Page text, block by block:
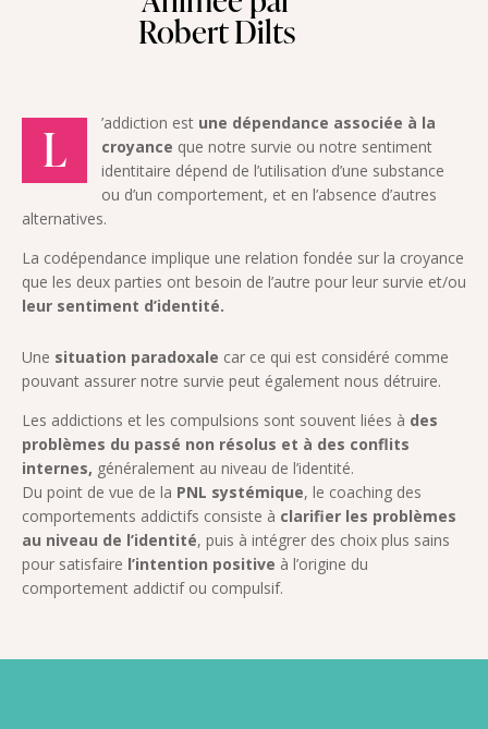
Robert Dilts
L ’addiction est une dépendance associée à la
croyance que notre survie ou notre sentiment
identitaire dépend de l’utilisation d’une substance
ou d’un comportement, et en l’absence d’autres
alternatives.
La codépendance implique une relation fondée sur la croyance
que les deux parties ont besoin de l’autre pour leur survie et/ou
leur sentiment d’identité.
Une situation paradoxale car ce qui est considéré comme
pouvant assurer notre survie peut également nous détruire.
Les addictions et les compulsions sont souvent liées à des
problèmes du passé non résolus et à des conflits
internes, généralement au niveau de l’identité.
Du point de vue de la PNL systémique, le coaching des
comportements addictifs consiste à clarifier les problèmes
au niveau de l’identité, puis à intégrer des choix plus sains
pour satisfaire l’intention positive à l’origine du
comportement addictif ou compulsif.